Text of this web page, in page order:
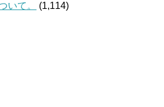
いて。
(1,114)